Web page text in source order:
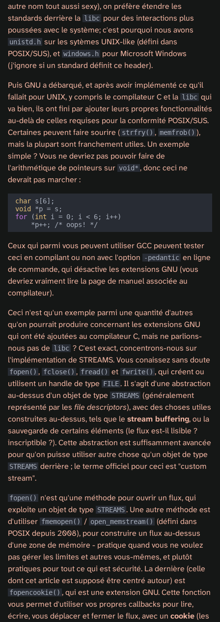
autre nom tout aussi sexy), on préfère étendre les
standards derrière la libcpour des interactions plus
poussées avec le système; c'est pourquoi nous avons
unistd.hsur les sytèmes UNIX-like (défini dans
POSIX/SUS), et windows.hpour Microsoft Windows
(j'ignore si un standard définit ce header).
Puis GNU a débarqué, et après avoir implémenté ce qu'il
fallait pour UNIX, y compris le compilateur C et la libcqui
va bien, ils ont fini par ajouter leurs propres fonctionnalités
au-delà de celles requises pour la conformité POSIX/SUS.
Certaines peuvent faire sourire ( strfry() , memfrob() ),
mais la plupart sont franchement utiles. Un exemple
simple ? Vous ne devriez pas pouvoir faire de
l'arithmétique de pointeurs sur void* , donc ceci ne
devrait pas marcher :
char s [6];
void
*p = s ;
for
(int i = 0; i < 6; i++)
*p++; /* oops! */
Ceux qui parmi vous peuvent utiliser GCC peuvent tester
ceci en compilant ou non avec l'option
-pedantic en ligne
de commande, qui désactive les extensions GNU (vous
devriez vraiment lire la page de manuel associée au
compilateur).
Ceci n'est qu'un exemple parmi une quantité d'autres
qu'on pourrait produire concernant les extensions GNU
qui ont été ajoutées au compilateur C, mais ne parlions-
nous pas de libc ? C'est exact, concentrons-nous sur
l'implémentation de STREAMS. Vous conaissez sans doute
fopen() , fclose() , fread() et fwrite() , qui créent ou
utilisent un handle de type FILE. Il s'agit d'une abstraction
au-dessus d'un objet de type STREAMS (généralement
représenté par les file descriptors), avec des choses utiles
construites au-dessus, tels que le stream buffering, ou la
sauvegarde de certains éléments (le flux est-il lisible ?
inscriptible ?). Cette abstraction est suffisamment avancée
pour qu'on puisse utiliser autre chose qu'un objet de type
STREAMS derrière ; le terme officiel pour ceci est "custom
stream".
fopen()
n'est qu'une méthode pour ouvrir un flux, qui
exploite un objet de type STREAMS. Une autre méthode est
d'utiliser fmemopen() / open_memstream()
(défini dans
POSIX depuis 2008), pour construire un flux au-dessus
d'une zone de mémoire - pratique quand vous ne voulez
pas gérer les limites et autres vous-mêmes, et plutôt
pratiques pour tout ce qui est sécurité. La dernière (celle
dont cet article est supposé être centré autour) est
fopencookie() , qui est une extension GNU. Cette fonction
vous permet d'utiliser vos propres callbacks pour lire,
écrire, vous déplacer et fermer le flux, avec un cookie (les